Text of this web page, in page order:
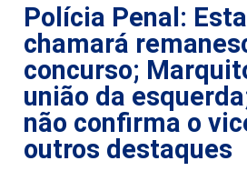
Polícia Penal:
chamará
concurso;
união da
não confirma o
outros destaques